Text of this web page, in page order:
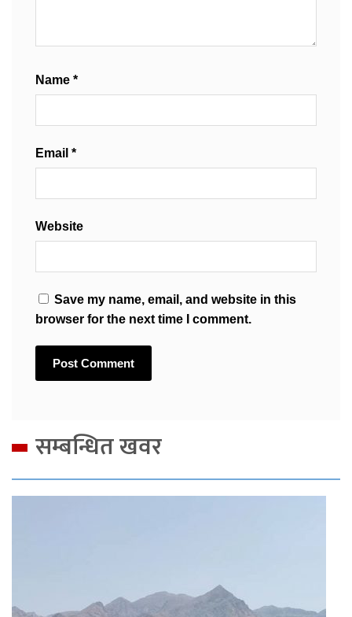
Name *
Email *
Website
Save my name, email, and website in this
browser for the next time I comment.
सम्बन्धित खवर